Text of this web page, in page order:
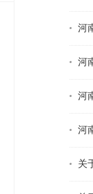
河
河
河
河
关